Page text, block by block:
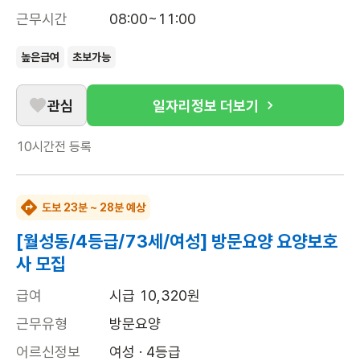
근무시간
08:00~11:00
높은급여 초보가능
관심 일자리정보 더보기
10시간전 등록
도보 23분 ~ 28분 예상
[월성동/4등급/73세/여성] 방문요양 요양보호
사 모집
급여
시급 10,320원
근무유형
방문요양
어르신정보
여성 · 4등급